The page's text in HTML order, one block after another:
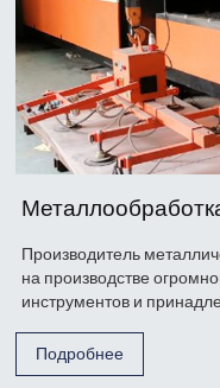
Производитель
на производстве
инструментов и
Подробнее